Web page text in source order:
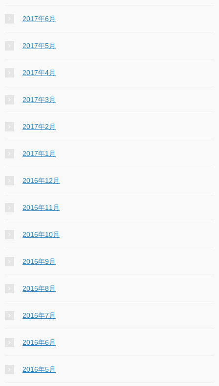
2017年6月
2017年5月
2017年4月
2017年3月
2017年2月
2017年1月
2016年12月
2016年11月
2016年10月
2016年9月
2016年8月
2016年7月
2016年6月
2016年5月